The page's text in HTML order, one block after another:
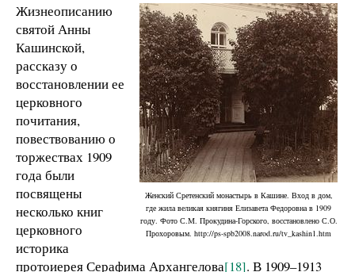
Женский Сретенский монастырь в Кашине. Вход в дом,
где жила великая княгиня Елизавета Федоровна в 1909
году. Фото С.М. Прокудина-Горского, восстановлено С.О.
Прохоровым. http://ps-spb2008.narod.ru/tv_kashin1.htm
Жизнеописанию
святой Анны
Кашинской,
рассказу о
восстановлении ее
церковного
почитания,
повествованию о
торжествах 1909
года были
посвящены
несколько книг
церковного
историка
протоиерея Серафима Архангелова[18]. В 1909–1913